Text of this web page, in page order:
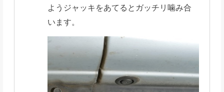
ようジャッキをあてるとガッチリ噛み合
います。